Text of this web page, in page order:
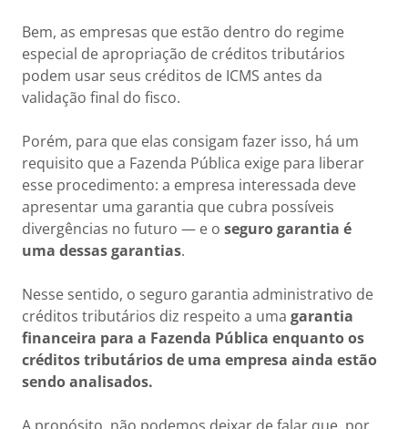
Bem, as empresas que estão dentro do regime
especial de apropriação de créditos tributários
podem usar seus créditos de ICMS antes da
validação final do fisco.
Porém, para que elas consigam fazer isso, há um
requisito que a Fazenda Pública exige para liberar
esse procedimento: a empresa interessada deve
apresentar uma garantia que cubra possíveis
divergências no futuro — e o seguro garantia é
uma dessas garantias.
Nesse sentido, o seguro garantia administrativo de
créditos tributários diz respeito a uma garantia
financeira para a Fazenda Pública enquanto os
créditos tributários de uma empresa ainda estão
sendo analisados.